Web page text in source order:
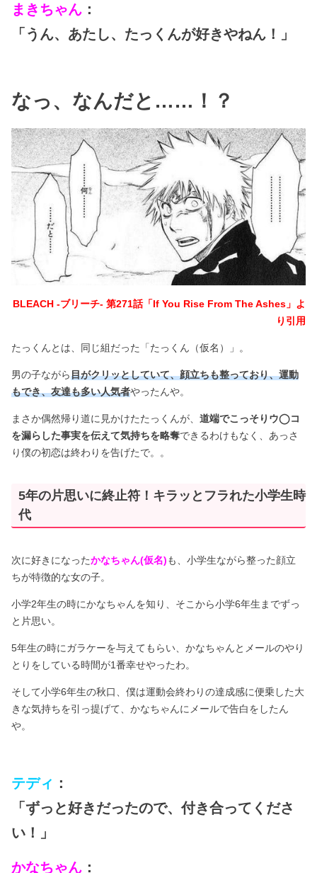
まきちゃん ：
「うん、あたし、たっくんが好きやねん！」
なっ、なんだと……！？
BLEACH -ブリーチ- 第271話「If You Rise From The Ashes」よ
り引用
たっくんとは、同じ組だった「たっくん（仮名）」。
男の子ながら目がクリッとしていて、顔立ちも整っており、運動
もでき、友達も多い人気者やったんや。
まさか偶然帰り道に見かけたたっくんが、道端でこっそりウ◯コ
を漏らした事実を伝えて気持ちを略奪できるわけもなく、あっさ
り僕の初恋は終わりを告げたで。。
5年の片思いに終止符！キラッとフラれた小学生時
代
次に好きになったかなちゃん(仮名)も、小学生ながら整った顔立
ちが特徴的な女の子。
小学2年生の時にかなちゃんを知り、そこから小学6年生までずっ
と片思い。
5年生の時にガラケーを与えてもらい、かなちゃんとメールのやり
とりをしている時間が1番幸せやったわ。
そして小学6年生の秋口、僕は運動会終わりの達成感に便乗した大
きな気持ちを引っ提げて、かなちゃんにメールで告白をしたん
や。
テディ ：
「ずっと好きだったので、付き合ってくださ
い！」
かなちゃん ：